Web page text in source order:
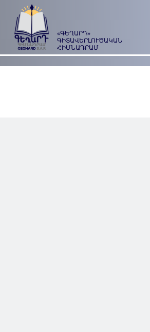
«ԳԵՂԱՐԴ»
ԳԻՏԱՎԵՐԼՈՒԾԱԿԱՆ
ՀԻՄՆԱԴՐԱՄ